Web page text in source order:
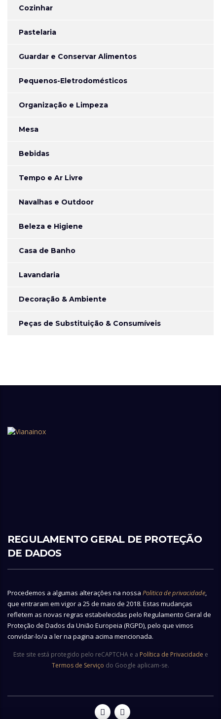
Cozinhar
Pastelaria
Guardar e Conservar Alimentos
Pequenos-Eletrodomésticos
Organização e Limpeza
Mesa
Bebidas
Tempo e Ar Livre
Navalhas e Outdoor
Beleza e Higiene
Casa de Banho
Lavandaria
Decoração & Ambiente
Peças de Substituição & Consumíveis
REGULAMENTO GERAL DE PROTEÇÃO
DE DADOS
Procedemos a algumas alterações na nossa Politica de privacidade,
que entraram em vigor a 25 de maio de 2018. Estas mudanças
refletem as novas regras estabelecidas pelo Regulamento Geral de
Proteção de Dados da União Europeia (RGPD), pelo que vimos
convidar-lo/a a ler na pagina acima mencionada.
Este site está protegido pelo reCAPTCHA e a Política de Privacidade e
Termos de Serviço do Google aplicam-se.